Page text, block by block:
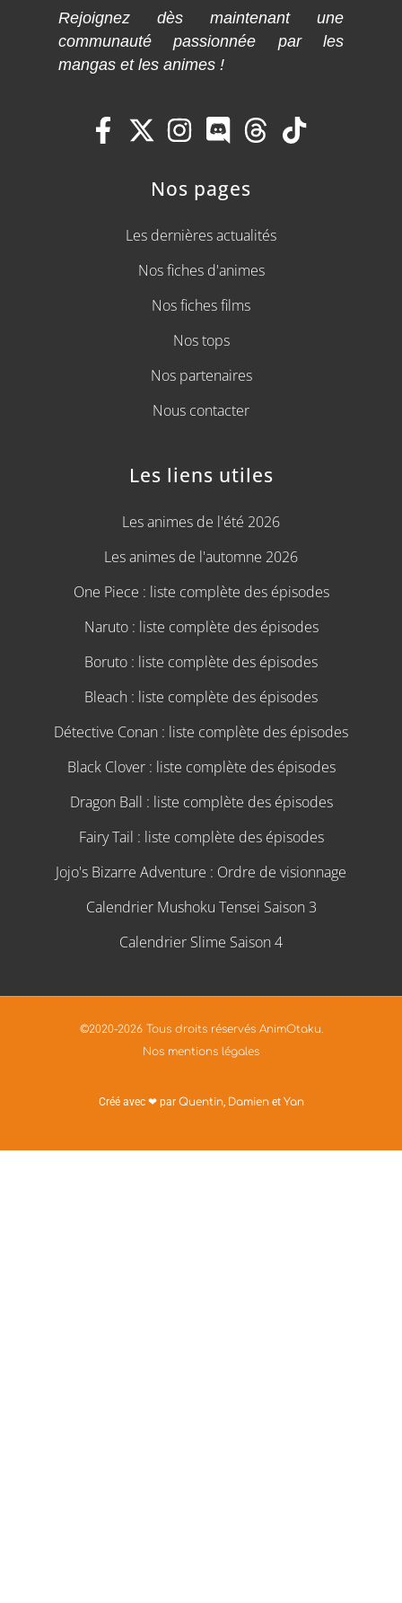
Rejoignez dès maintenant une
communauté passionnée par les
mangas et les animes !
Nos pages
Les dernières actualités
Nos fiches d'animes
Nos fiches films
Nos tops
Nos partenaires
Nous contacter
Les liens utiles
Les animes de l'été 2026
Les animes de l'automne 2026
One Piece : liste complète des épisodes
Naruto : liste complète des épisodes
Boruto : liste complète des épisodes
Bleach : liste complète des épisodes
Détective Conan : liste complète des épisodes
Black Clover : liste complète des épisodes
Dragon Ball : liste complète des épisodes
Fairy Tail : liste complète des épisodes
Jojo's Bizarre Adventure : Ordre de visionnage
Calendrier Mushoku Tensei Saison 3
Calendrier Slime Saison 4
©2020-2026 Tous droits réservés AnimOtaku.
Nos mentions légales
Créé avec ❤ par Quentin, Damienet Yan